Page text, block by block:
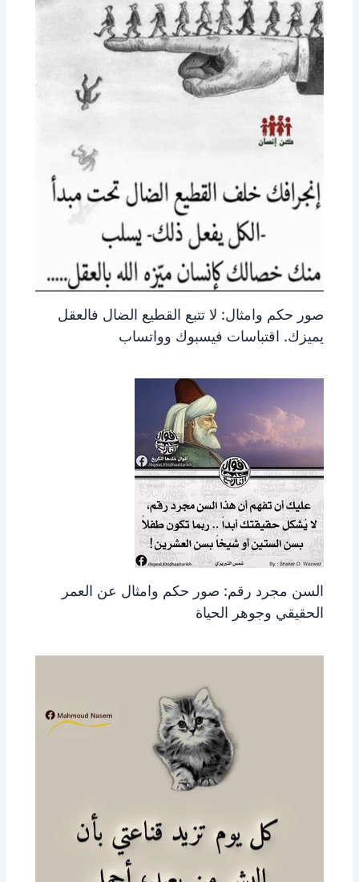
صور حكم وامثال: لا تتبع القطيع الضال فالعقل
يميزك. اقتباسات فيسبوك وواتساب
السن مجرد رقم: صور حكم وامثال عن العمر
الحقيقي وجوهر الحياة